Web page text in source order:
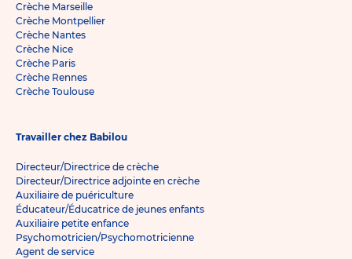
Crèche Marseille
Crèche Montpellier
Crèche Nantes
Crèche Nice
Crèche Paris
Crèche Rennes
Crèche Toulouse
Travailler chez Babilou
Directeur/Directrice de crèche
Directeur/Directrice adjointe en crèche
Auxiliaire de puériculture
Éducateur/Éducatrice de jeunes enfants
Auxiliaire petite enfance
Psychomotricien/Psychomotricienne
Agent de service